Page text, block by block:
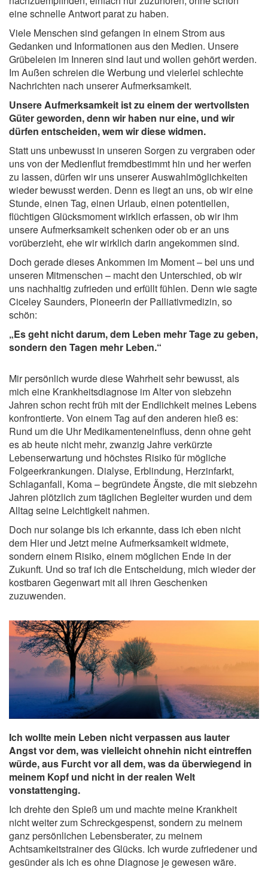
eine schnelle Antwort parat zu haben.
Viele Menschen sind gefangen in einem Strom aus
Gedanken und Informationen aus den Medien. Unsere
Grübeleien im Inneren sind laut und wollen gehört werden.
Im Außen schreien die Werbung und vielerlei schlechte
Nachrichten nach unserer Aufmerksamkeit.
Unsere Aufmerksamkeit ist zu einem der wertvollsten
Güter geworden, denn wir haben nur eine, und wir
dürfen entscheiden, wem wir diese widmen.
Statt uns unbewusst in unseren Sorgen zu vergraben oder
uns von der Medienflut fremdbestimmt hin und her werfen
zu lassen, dürfen wir uns unserer Auswahlmöglichkeiten
wieder bewusst werden. Denn es liegt an uns, ob wir eine
Stunde, einen Tag, einen Urlaub, einen potentiellen,
flüchtigen Glücksmoment wirklich erfassen, ob wir ihm
unsere Aufmerksamkeit schenken oder ob er an uns
vorüberzieht, ehe wir wirklich darin angekommen sind.
Doch gerade dieses Ankommen im Moment – bei uns und
unseren Mitmenschen – macht den Unterschied, ob wir
uns nachhaltig zufrieden und erfüllt fühlen. Denn wie sagte
Ciceley Saunders, Pioneerin der Palliativmedizin, so
schön:
„Es geht nicht darum, dem Leben mehr Tage zu geben,
sondern den Tagen mehr Leben.“
Mir persönlich wurde diese Wahrheit sehr bewusst, als
mich eine Krankheitsdiagnose im Alter von siebzehn
Jahren schon recht früh mit der Endlichkeit meines Lebens
konfrontierte. Von einem Tag auf den anderen hieß es:
Rund um die Uhr Medikamenteneinfluss, denn ohne geht
es ab heute nicht mehr, zwanzig Jahre verkürzte
Lebenserwartung und höchstes Risiko für mögliche
Folgeerkrankungen. Dialyse, Erblindung, Herzinfarkt,
Schlaganfall, Koma – begründete Ängste, die mit siebzehn
Jahren plötzlich zum täglichen Begleiter wurden und dem
Alltag seine Leichtigkeit nahmen.
Doch nur solange bis ich erkannte, dass ich eben nicht
dem Hier und Jetzt meine Aufmerksamkeit widmete,
sondern einem Risiko, einem möglichen Ende in der
Zukunft. Und so traf ich die Entscheidung, mich wieder der
kostbaren Gegenwart mit all ihren Geschenken
zuzuwenden.
Ich wollte mein Leben nicht verpassen aus lauter
Angst vor dem, was vielleicht ohnehin nicht eintreffen
würde, aus Furcht vor all dem, was da überwiegend in
meinem Kopf und nicht in der realen Welt
vonstattenging.
Ich drehte den Spieß um und machte meine Krankheit
nicht weiter zum Schreckgespenst, sondern zu meinem
ganz persönlichen Lebensberater, zu meinem
Achtsamkeitstrainer des Glücks. Ich wurde zufriedener und
gesünder als ich es ohne Diagnose je gewesen wäre.